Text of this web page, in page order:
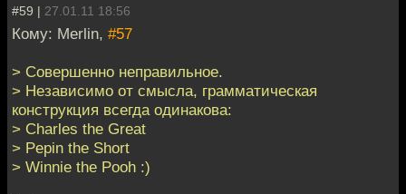
#59 | 27.01.11 18:56
Кому: Merlin, #57
> Совершенно неправильное.
> Независимо от смысла, грамматическая
конструкция всегда одинакова:
> Charles the Great
> Pepin the Short
> Winnie the Pooh :)